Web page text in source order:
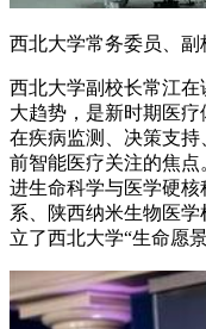
西北大学常务委员、
西北大学副校长常江
大趋势，是新时期医
在疾病监测、决策支持
前智能医疗关注的焦点
进生命科学与医学硬
系、陕西纳米生物医
立了西北大学“生命愿